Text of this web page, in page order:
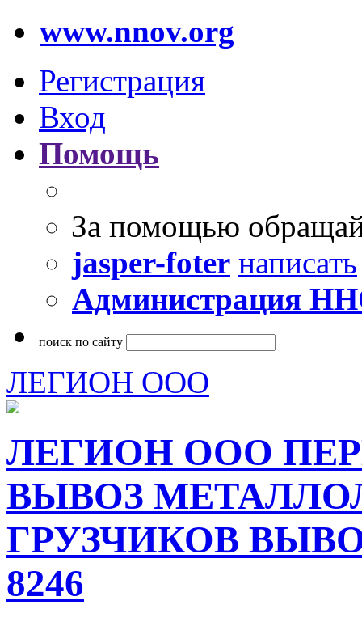
www.nnov.org
Регистрация
Вход
Помощь
За помощью
jasper-foter написать
Администрация
поиск по сайту
ЛЕГИОН ООО
ЛЕГИОН ООО
ВЫВОЗ
ГРУЗЧИКОВ
8246